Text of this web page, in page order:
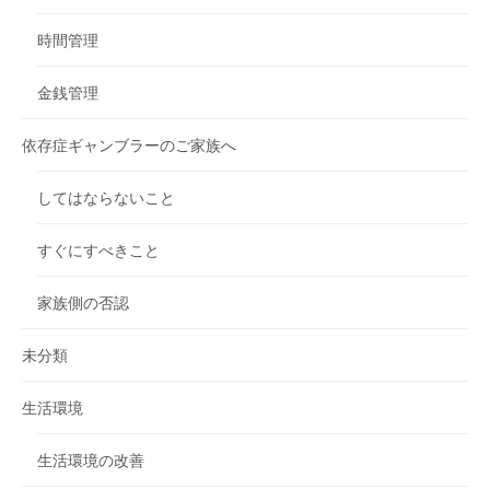
時間管理
金銭管理
依存症ギャンブラーのご家族へ
してはならないこと
すぐにすべきこと
家族側の否認
未分類
生活環境
生活環境の改善